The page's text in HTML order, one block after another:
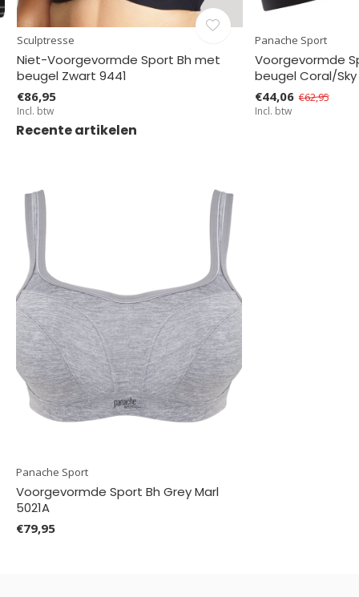
Sculptresse
Niet-Voorgevormde Sport Bh met
beugel Zwart 9441
€86,95
Incl. btw
Panache Sport
Voorgevormde
beugel Coral/Sky
€44,06 €62,95
Incl. btw
Recente artikelen
Panache Sport
Voorgevormde Sport Bh Grey Marl
5021A
€79,95